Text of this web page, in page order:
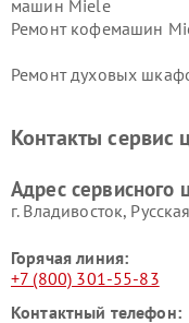
машин Miele
Ремонт кофемашин
Ремонт духовых
Miele
Miele
Контакты сервис
Адрес сервисного
г. Владивосток,
Горячая линия:
+7 (800) 301-55-83
Контактный телефон: